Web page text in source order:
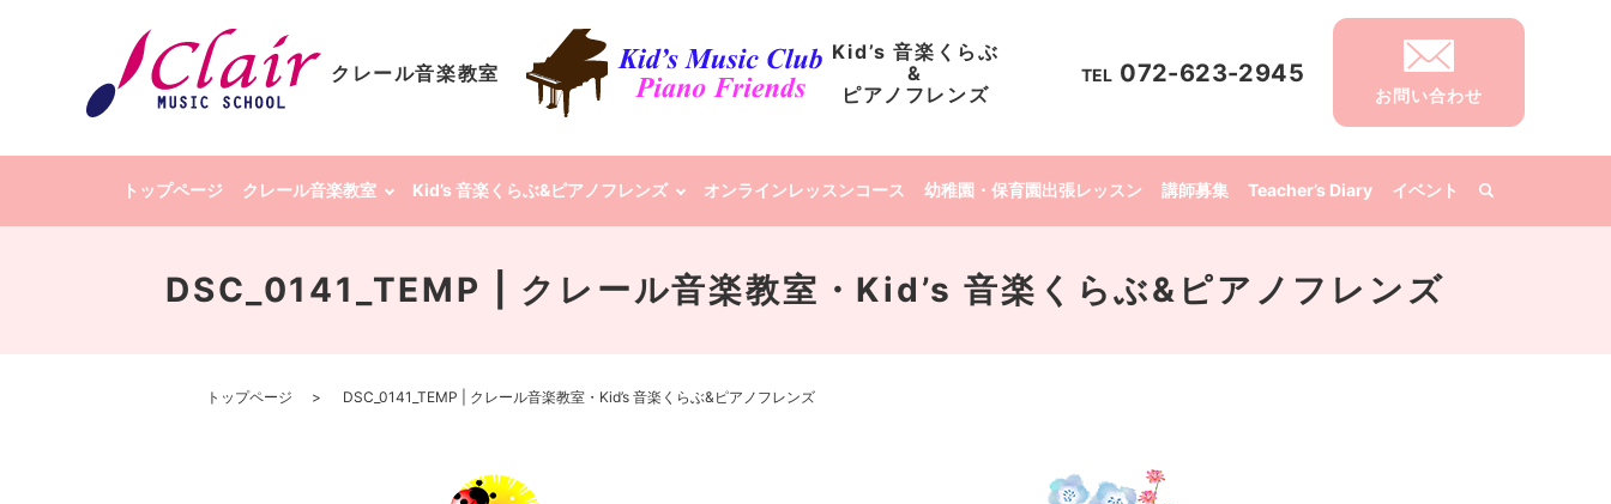
クレール音楽教室
Kid’s 音楽くらぶ
&
ピアノフレンズ
トップページ クレール音楽教室 Kid’s 音楽くらぶ&ピアノフレンズ オンラインレッスンコース 幼稚園・保育園出張レッスン 講師募集 Teacher’s Diary イベント
TEL 072-623-2945
お問い合わせ
DSC_0141_TEMP | クレール音楽教室・Kid’s 音楽くらぶ&ピアノフレンズ
トップページ DSC_0141_TEMP | クレール音楽教室・Kid’s 音楽くらぶ&ピアノフレンズ